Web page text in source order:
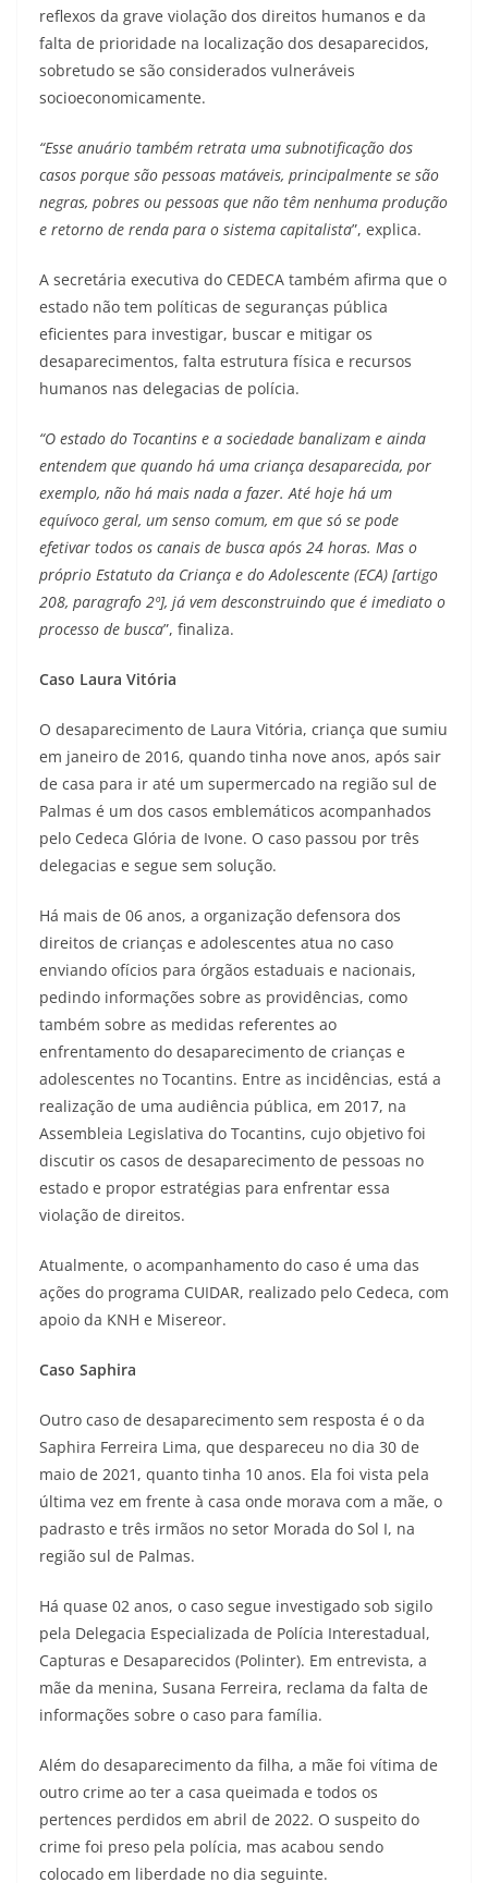
reflexos da grave violação dos direitos humanos e da
falta de prioridade na localização dos desaparecidos,
sobretudo se são considerados vulneráveis
socioeconomicamente.
“Esse anuário também retrata uma subnotificação dos
casos porque são pessoas matáveis, principalmente se são
negras, pobres ou pessoas que não têm nenhuma produção
e retorno de renda para o sistema capitalista”, explica.
A secretária executiva do CEDECA também afirma que o
estado não tem políticas de seguranças pública
eficientes para investigar, buscar e mitigar os
desaparecimentos, falta estrutura física e recursos
humanos nas delegacias de polícia.
“O estado do Tocantins e a sociedade banalizam e ainda
entendem que quando há uma criança desaparecida, por
exemplo, não há mais nada a fazer. Até hoje há um
equívoco geral, um senso comum, em que só se pode
efetivar todos os canais de busca após 24 horas. Mas o
próprio Estatuto da Criança e do Adolescente (ECA) [artigo
208, paragrafo 2º], já vem desconstruindo que é imediato o
processo de busca”, finaliza.
Caso Laura Vitória
O desaparecimento de Laura Vitória, criança que sumiu
em janeiro de 2016, quando tinha nove anos, após sair
de casa para ir até um supermercado na região sul de
Palmas é um dos casos emblemáticos acompanhados
pelo Cedeca Glória de Ivone. O caso passou por três
delegacias e segue sem solução.
Há mais de 06 anos, a organização defensora dos
direitos de crianças e adolescentes atua no caso
enviando ofícios para órgãos estaduais e nacionais,
pedindo informações sobre as providências, como
também sobre as medidas referentes ao
enfrentamento do desaparecimento de crianças e
adolescentes no Tocantins. Entre as incidências, está a
realização de uma audiência pública, em 2017, na
Assembleia Legislativa do Tocantins, cujo objetivo foi
discutir os casos de desaparecimento de pessoas no
estado e propor estratégias para enfrentar essa
violação de direitos.
Atualmente, o acompanhamento do caso é uma das
ações do programa CUIDAR, realizado pelo Cedeca, com
apoio da KNH e Misereor.
Caso Saphira
Outro caso de desaparecimento sem resposta é o da
Saphira Ferreira Lima, que despareceu no dia 30 de
maio de 2021, quanto tinha 10 anos. Ela foi vista pela
última vez em frente à casa onde morava com a mãe, o
padrasto e três irmãos no setor Morada do Sol I, na
região sul de Palmas.
Há quase 02 anos, o caso segue investigado sob sigilo
pela Delegacia Especializada de Polícia Interestadual,
Capturas e Desaparecidos (Polinter). Em entrevista, a
mãe da menina, Susana Ferreira, reclama da falta de
informações sobre o caso para família.
Além do desaparecimento da filha, a mãe foi vítima de
outro crime ao ter a casa queimada e todos os
pertences perdidos em abril de 2022. O suspeito do
crime foi preso pela polícia, mas acabou sendo
colocado em liberdade no dia seguinte.